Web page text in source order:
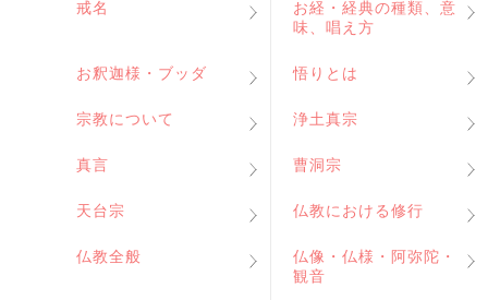
戒名
お経・経典の種類、意
味、唱え方
お釈迦様・ブッダ 悟りとは
宗教について 浄土真宗
真言 曹洞宗
天台宗 仏教における修行
仏教全般
仏像・仏様・阿弥陀・
観音